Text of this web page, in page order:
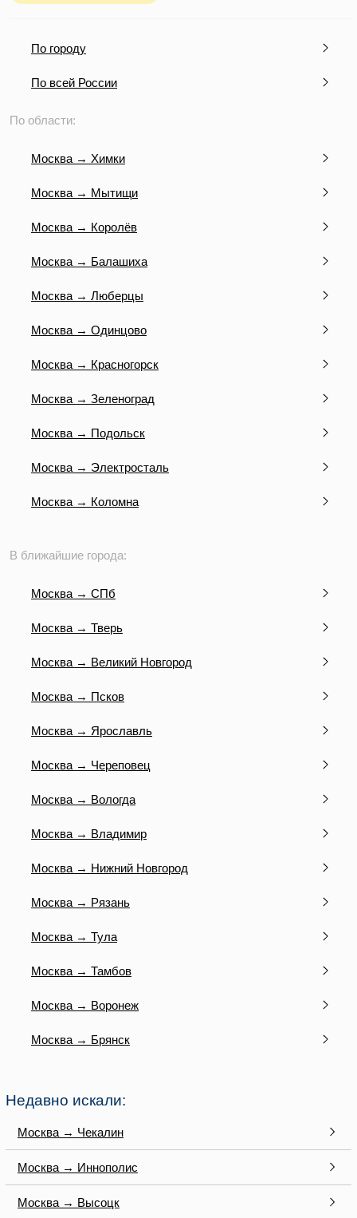
По городу
По всей России
По области:
Москва → Химки
Москва → Мытищи
Москва → Королёв
Москва → Балашиха
Москва → Люберцы
Москва → Одинцово
Москва → Красногорск
Москва → Зеленоград
Москва → Подольск
Москва → Электросталь
Москва → Коломна
В ближайшие города:
Москва → СПб
Москва → Тверь
Москва → Великий Новгород
Москва → Псков
Москва → Ярославль
Москва → Череповец
Москва → Вологда
Москва → Владимир
Москва → Нижний Новгород
Москва → Рязань
Москва → Тула
Москва → Тамбов
Москва → Воронеж
Москва → Брянск
Недавно искали:
Москва → Чекалин
Москва → Иннополис
Москва → Высоцк